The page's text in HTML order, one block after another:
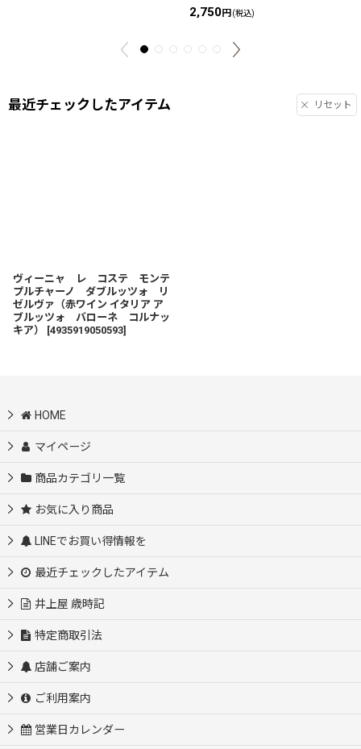
2,750円 (税込)
最近チェックしたアイテム リセット
ヴィーニャ レ コステ モンテ
プルチャーノ ダブルッツォ リ
ゼルヴァ（赤ワイン イタリア ア
ブルッツォ バローネ コルナッ
キア）
[4935919050593]
HOME
マイページ
商品カテゴリ一覧
お気に入り商品
LINEでお買い得情報を
最近チェックしたアイテム
井上屋 歳時記
特定商取引法
店舗ご案内
ご利用案内
営業日カレンダー